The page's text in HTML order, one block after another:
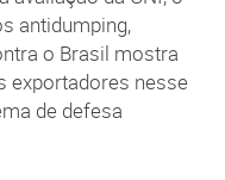
antidumping,
o Brasil mostra
exportadores nesse
de defesa